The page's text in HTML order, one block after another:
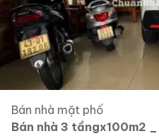
Bán nhà mặt phố
Bán nhà 3 tầngx100m2